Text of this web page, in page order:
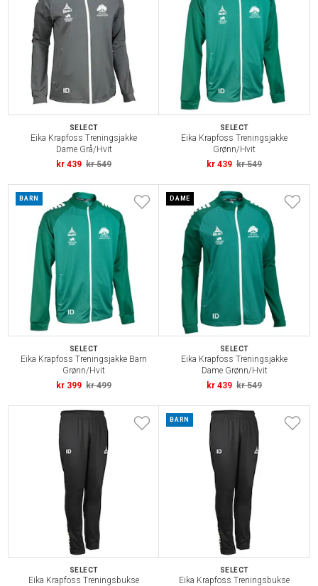
SELECT
Eika Krapfoss Treningsjakke
Dame Grå/Hvit
kr 439 kr 549
SELECT
Eika Krapfoss Treningsjakke
Grønn/Hvit
kr 439 kr 549
BARN
SELECT
Eika Krapfoss Treningsjakke Barn
Grønn/Hvit
kr 399 kr 499
DAME
SELECT
Eika Krapfoss Treningsjakke
Dame Grønn/Hvit
kr 439 kr 549
SELECT
Eika Krapfoss Treningsbukse
BARN
SELECT
Eika Krapfoss Treningsbukse